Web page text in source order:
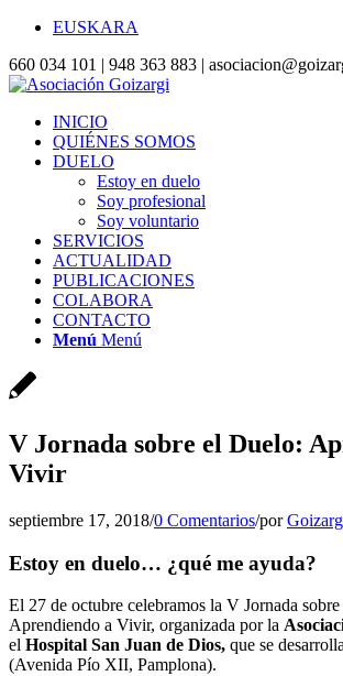
EUSKARA
660 034 101 | 948 363 883 |
INICIO
QUIÉNES SOMOS
DUELO
Estoy en duelo
Soy profesional
Soy voluntario
SERVICIOS
ACTUALIDAD
PUBLICACIONES
COLABORA
CONTACTO
Menú Menú
V Jornada sobre el Duelo:
Vivir
septiembre 17, 2018/0 Comentarios/por
Estoy en duelo… ¿qué me ayuda?
El 27 de octubre celebramos la V Jornada
Aprendiendo a Vivir, organizada por la
el Hospital San Juan de Dios, que se
(Avenida Pío XII, Pamplona).